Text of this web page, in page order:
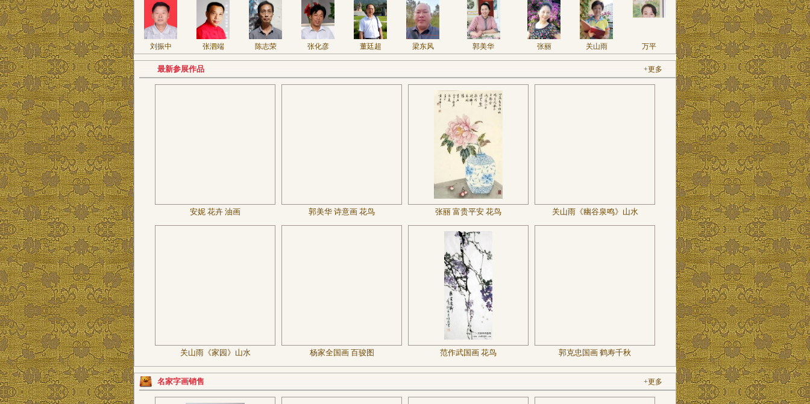
刘振中 张泗端 陈志荣 张化彦 董廷超 梁东风 郭美华 张丽 关山雨 万平
最新参展作品 +更多
安妮 花卉 油画 郭美华 诗意画 花鸟 张丽 富贵平安 花鸟 关山雨《幽谷泉鸣》山水
关山雨《家园》山水 杨家全国画 百骏图 范作武国画 花鸟 郭克忠国画 鹤寿千秋
名家字画销售 +更多